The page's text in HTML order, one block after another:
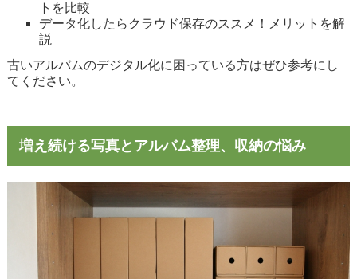
トを比較
データ化したらクラウド保存のススメ！メリットを解
説
古いアルバムのデジタル化に困っている方はぜひ参考にし
てください。
増え続ける写真とアルバム整理、収納の悩み